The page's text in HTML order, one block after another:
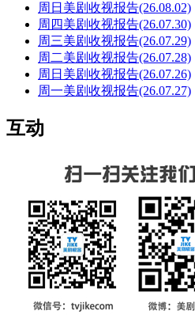
周日美剧收视报告(26.08.02)
周四美剧收视报告(26.07.30)
周三美剧收视报告(26.07.29)
周二美剧收视报告(26.07.28)
周日美剧收视报告(26.07.26)
周一美剧收视报告(26.07.27)
互动